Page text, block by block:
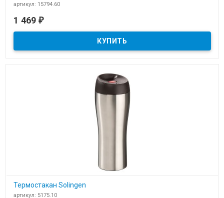
артикул: 15794.60
1 469 ₽
Термостакан Solingen
артикул: 5175.10